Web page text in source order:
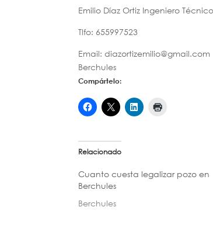
Emilio Díaz Ortiz Ingeniero
Tlfo: 655997523
Email: diazortizemilio@gmail.com
Berchules
Compártelo:
Relacionado
Cuanto cuesta legalizar pozo en
Berchules
Berchules